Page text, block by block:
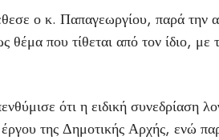
ο κ. Παπαγεωργίου, παρά την
θέμα που τίθεται από τον ίδιο,
ότι η ειδική συνεδρίαση
έργου της Δημοτικής Αρχής, ενώ